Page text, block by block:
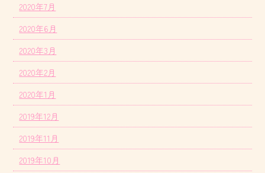
2020年7月
2020年6月
2020年3月
2020年2月
2020年1月
2019年12月
2019年11月
2019年10月